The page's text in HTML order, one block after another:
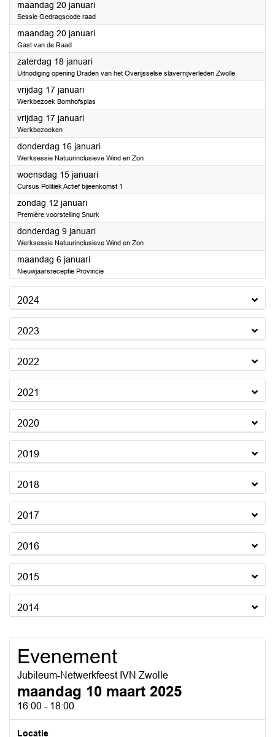
maandag 20 januari2025
Sessie Gedragscode raad
maandag 20 januari2025
Gast van de Raad
zaterdag 18 januari2025
Uitnodiging opening Draden van het Overijsselse slavernijverleden Zwolle
vrijdag 17 januari2025
Werkbezoek Bomhofsplas
vrijdag 17 januari2025
Werkbezoeken
donderdag 16 januari2025
Werksessie Natuurinclusieve Wind en Zon
woensdag 15 januari2025
Cursus Politiek Actief bijeenkomst 1
zondag 12 januari2025
Première voorstelling Snurk
donderdag 9 januari2025
Werksessie Natuurinclusieve Wind en Zon
maandag 6 januari2025
Nieuwjaarsreceptie Provincie
2024
2023
2022
2021
2020
2019
2018
2017
2016
2015
2014
Evenement
Jubileum-Netwerkfeest IVN Zwolle
maandag 10 maart 2025
16:00 - 18:00
Locatie